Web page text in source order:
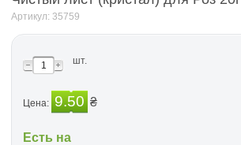
Артикул: 35759
шт.
Цена: 9.50 ₴
Есть на